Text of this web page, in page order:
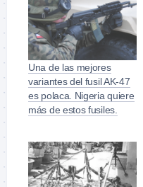
Una de las mejores
variantes del fusil AK-47
es polaca. Nigeria quiere
más de estos fusiles.